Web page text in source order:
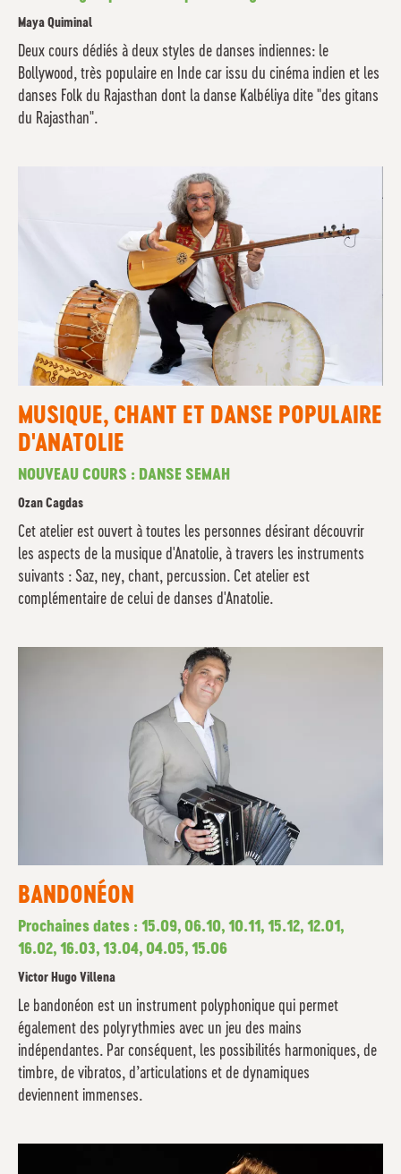
Maya Quiminal
Deux cours dédiés à deux styles de danses indiennes: le
Bollywood, très populaire en Inde car issu du cinéma indien et les
danses Folk du Rajasthan dont la danse Kalbéliya dite "des gitans
du Rajasthan".
MUSIQUE, CHANT ET DANSE POPULAIRE
D'ANATOLIE
NOUVEAU COURS : DANSE SEMAH
Ozan Cagdas
Cet atelier est ouvert à toutes les personnes désirant découvrir
les aspects de la musique d'Anatolie, à travers les instruments
suivants : Saz, ney, chant, percussion. Cet atelier est
complémentaire de celui de danses d'Anatolie.
BANDONÉON
Prochaines dates : 15.09, 06.10, 10.11, 15.12, 12.01,
16.02, 16.03, 13.04, 04.05, 15.06
Victor Hugo Villena
Le bandonéon est un instrument polyphonique qui permet
également des polyrythmies avec un jeu des mains
indépendantes. Par conséquent, les possibilités harmoniques, de
timbre, de vibratos, d’articulations et de dynamiques
deviennent immenses.